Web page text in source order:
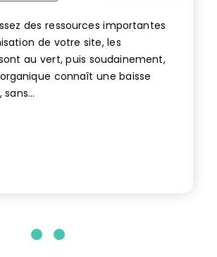
des ressources importantes
de votre site, les
au vert, puis soudainement,
connaît une baisse